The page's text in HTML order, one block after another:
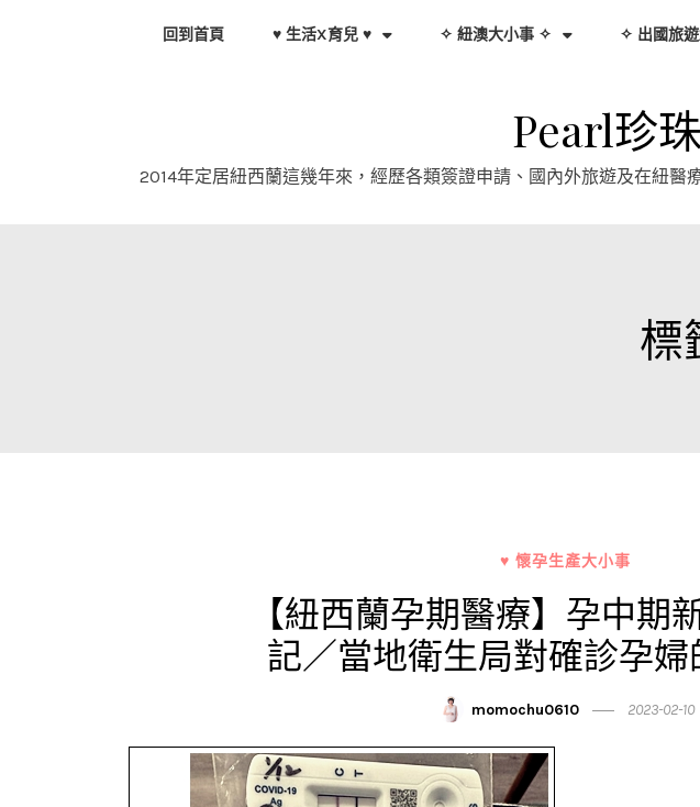
回到首頁 ♥ 生活X育兒 ♥ ✧ 紐澳大小事 ✧ ✧ 出國旅
Pearl珍
2014年定居紐西蘭這幾年來，經歷各類簽證申請、國內外旅遊及在紐
標
♥ 懷孕生產大小事
【紐西蘭孕期醫療】孕中期
記／當地衛生局對確診孕
momochu0610 2023-02-10